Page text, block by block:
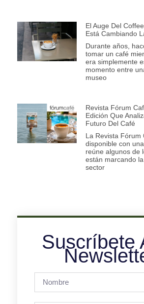
El Auge Del
Está Cambiando
Durante años,
tomar un café
era simplemente
momento entre
museo
Revista Fórum
Edición Que
Futuro Del Café
La Revista Fórum
disponible con
reúne algunos de
están marcando
sector
Suscríbete